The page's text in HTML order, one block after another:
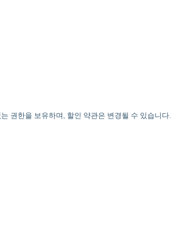
권한을 보유하며, 할인 약관은 변경될 수 있습니다.